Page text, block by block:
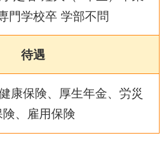
門学校卒 学部不問
待遇
康保険、厚生年金、労災
険、雇用保険